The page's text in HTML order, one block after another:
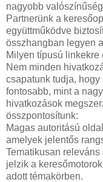
nagyobb
Partnerünk a
együttműködve
összhangban legyen
Milyen típusú linkekre
Nem minden
csapatunk tudja,
fontosabb, mint a
hivatkozások
összpontosítunk:
Magas autoritású
amelyek jelentős
Tematikusan
jelzik a
adott témakörben.